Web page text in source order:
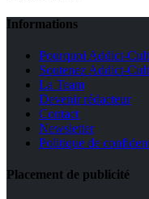
Informations
Pourquoi Addict-
Soutenez Addict-
La Team
Devenir rédacteur
Contact
Newsletter
Politique de
Placement de publicité